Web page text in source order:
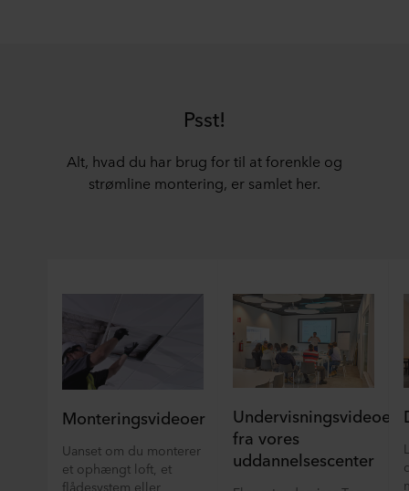
Psst!
Alt, hvad du har brug for til at forenkle og
strømline montering, er samlet her.
Monteringsvideoer
Uanset om du monterer
et ophængt loft, et
flådesystem eller
Undervisningsvideoer
fra vores
uddannelsescenter